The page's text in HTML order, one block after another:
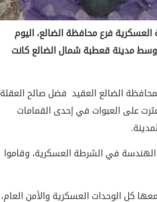
فرع محافظة الضالع، اليوم
وسط مدينة قعطبة شمال الضالع كانت
الضالع العقيد فضل صالح العقلة
على العبوات في إحدى القمامات
في الشرطة العسكرية، وقاموا
كل الوحدات العسكرية والأمن العام،